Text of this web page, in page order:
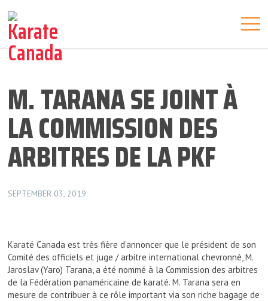
M. TARANA SE JOINT À
LA COMMISSION DES
ARBITRES DE LA PKF
SEPTEMBER 03, 2019
Karaté Canada est très fière d’annoncer que le président de son
Comité des officiels et juge / arbitre international chevronné, M.
Jaroslav (Yaro) Tarana, a été nommé à la Commission des arbitres
de la Fédération panaméricaine de karaté. M. Tarana sera en
mesure de contribuer à ce rôle important via son riche bagage de